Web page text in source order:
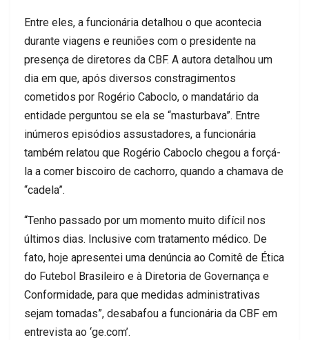
Entre eles, a funcionária detalhou o que acontecia
durante viagens e reuniões com o presidente na
presença de diretores da CBF. A autora detalhou um
dia em que, após diversos constragimentos
cometidos por Rogério Caboclo, o mandatário da
entidade perguntou se ela se “masturbava”. Entre
inúmeros episódios assustadores, a funcionária
também relatou que Rogério Caboclo chegou a forçá-
la a comer biscoiro de cachorro, quando a chamava de
“cadela”.
“Tenho passado por um momento muito difícil nos
últimos dias. Inclusive com tratamento médico. De
fato, hoje apresentei uma denúncia ao Comitê de Ética
do Futebol Brasileiro e à Diretoria de Governança e
Conformidade, para que medidas administrativas
sejam tomadas”, desabafou a funcionária da CBF em
entrevista ao ‘ge.com’.